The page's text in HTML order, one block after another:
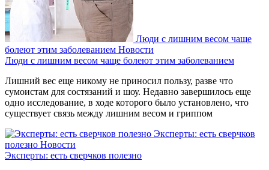
Люди с лишним весом чаще
болеют этим заболеванием Новости
Люди с лишним весом чаще болеют этим заболеванием
Лишний вес еще никому не приносил пользу, разве что
сумоистам для состязаний и шоу. Недавно завершилось еще
одно исследование, в ходе которого было установлено, что
существует связь между лишним весом и гриппом
Эксперты: есть сверчков
полезно Новости
Эксперты: есть сверчков полезно